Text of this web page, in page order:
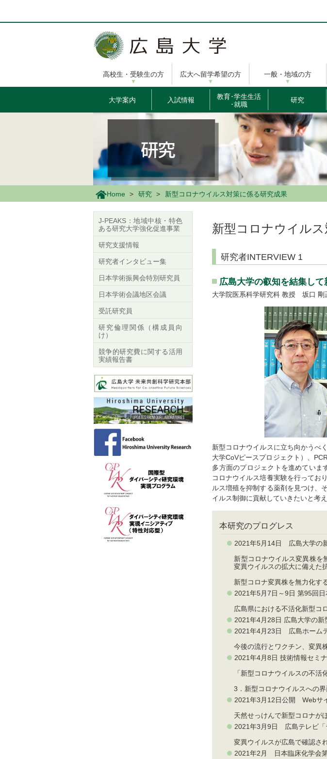
ン
に
高校生・受験生の方 広大へ留学希望の方 一般・地域の方
大学案内 入試情報
教育･学生生活
･就職
研究
Home 研究 新型コロナウイルス対策に係る研究成果
新型コロナウイル
研究者INTERVIEW 1
広島大学の叡知を結集し
大学院医系科学研究科 教授 坂口 剛
新型コロナウイルスに立ち向かうべ
大学CoVピースプロジェクト）、
多方面のプロジェクトを進めていま
コロナウイルス培養実験を行ってお
ルス増殖を抑制する薬剤を見つけ、
イルス制御に貢献していきたいと考え
本研究のプログレス
2021年5月14日 広島大学の
新型コロナウイルス変異株を
変異ウイルスの拡大に備えた
新型コロナ変異株を無力化す
2021年5月7日～9日 第95回
広島県における不活化新型コ
2021年4月28日 広島大学の
2021年4月23日 広島ホーム
今後の流行とワクチン、変異
2021年4月8日 技術情報セミ
「新型コロナウイルスの不活
3．新型コロナウイルスへの
2021年3月12日公開 Webサ
天然せっけんで新型コロナが
2021年3月9日 広島テレビ「
変異ウイルスが広島で確認さ
2021年2月 日本臨床化学会
J-PEAKS：地域中核・特色
ある研究大学強化促進事業
研究支援情報
研究者インタビュー集
日本学術振興会特別研究員
日本学術会議地区会議
受託研究員
研究倫理関係（構成員向
け）
競争的研究費に関する活用
実績報告書